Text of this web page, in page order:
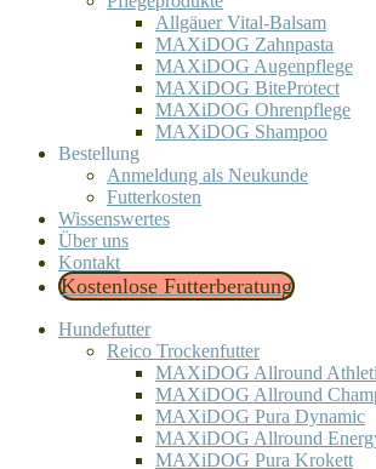
Allgäuer Vital-Balsam
MAXiDOG Zahnpasta
MAXiDOG Augenpflege
MAXiDOG BiteProtect
MAXiDOG Ohrenpflege
MAXiDOG Shampoo
Bestellung
Anmeldung als Neukunde
Futterkosten
Wissenswertes
Über uns
Kontakt
Kostenlose Futterberatung
Hundefutter
Reico Trockenfutter
MAXiDOG Allround
MAXiDOG Allround
MAXiDOG Pura Dynamic
MAXiDOG Allround
MAXiDOG Pura Krokett